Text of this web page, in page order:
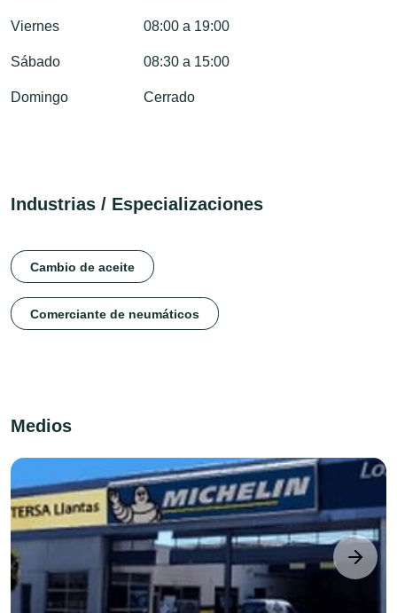
Viernes 08:00 a 19:00
Sábado 08:30 a 15:00
Domingo Cerrado
Industrias / Especializaciones
Cambio de aceite
Comerciante de neumáticos
Medios
next